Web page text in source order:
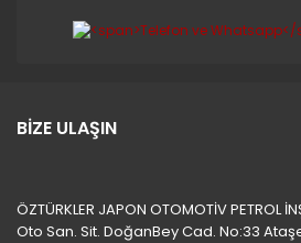
BİZE ULAŞIN
ÖZTÜRKLER JAPON OTOMOTİV PETROL
Oto San. Sit. DoğanBey Cad. No:33